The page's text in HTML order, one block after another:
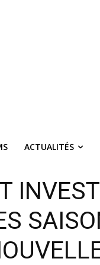
ACTUALITÉS